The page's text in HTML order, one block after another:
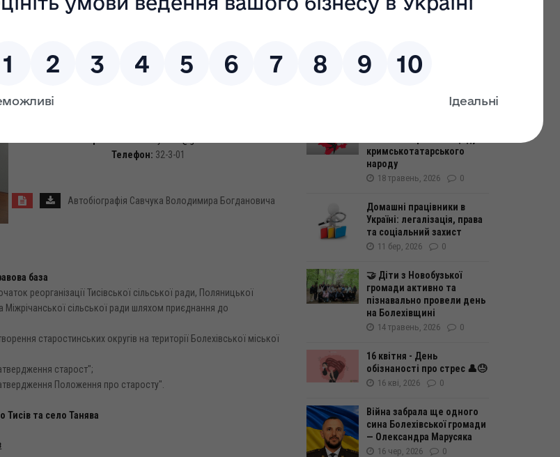
обл., Калуський район, Болехівська міська рада, с. Тисів, вул.
Телефон: 32-3-01
Автобіографія Савчука Володимира Богдановича
база
реорганізації Тисівської сільської ради, Поляницької
Міжрічанської сільської ради шляхом приєднання до
старостинських округів на території Болехівської міської
старост";
Положення про старосту".
Тисів та село Танява
віддала останню шану
полеглому захиснику
0
кримськотатарського
народу
18 травень, 2026 0
Домашні працівники в
Україні: легалізація, права
та соціальний захист
11 бер, 2026 0
🤝 Діти з Новобузької
громади активно та
пізнавально провели день
на Болехівщині
14 травень, 2026 0
16 квітня - День
обізнаності про стрес 👤😓
16 кві, 2026 0
Війна забрала ще одного
сина Болехівської громади
— Олександра Марусяка
16 чер, 2026 0